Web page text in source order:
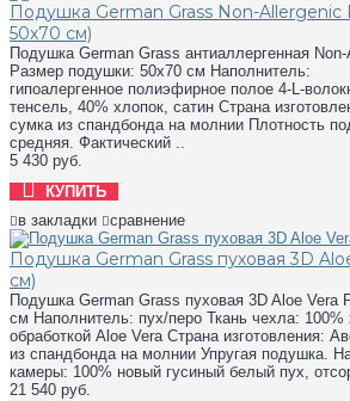
Подушка German Grass Non-
50х70 см)
Подушка German Grass антиаллергенная
Размер подушки: 50х70 см Наполнитель:
гипоалергенное полиэфирное полое 4-L-
тенсель, 40% хлопок, сатин Страна
сумка из спандбонда на молнии Плотность
средняя. Фактический ..
5 430 руб.
КУПИТЬ
в закладки
сравнение
Подушка German Grass пуховая 3D
см)
Подушка German Grass пуховая 3D Aloe Vera
см Наполнитель: пух/перо Ткань чехла: 100%
обработкой Aloe Vera Страна изготовления:
из спандбонда на молнии Упругая подушка.
камеры: 100% новый гусиный белый пух,
21 540 руб.